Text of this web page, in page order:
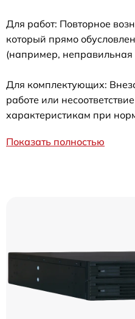
Для работ: Повторное
который прямо
(например, неправильная
Для комплектующих:
работе или
характеристикам при
Показать полностью